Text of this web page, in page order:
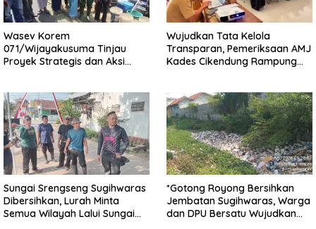
Wasev Korem
071/Wijayakusuma Tinjau
Proyek Strategis dan Aksi
Wujudkan Tata Kelola
Transparan, Pemeriksaan AMJ
Kades Cikendung Rampung
Sungai Srengseng Sugihwaras
Dibersihkan, Lurah Minta
Semua Wilayah Lalui Sungai
*Gotong Royong Bersihkan
Jembatan Sugihwaras, Warga
dan DPU Bersatu Wujudkan